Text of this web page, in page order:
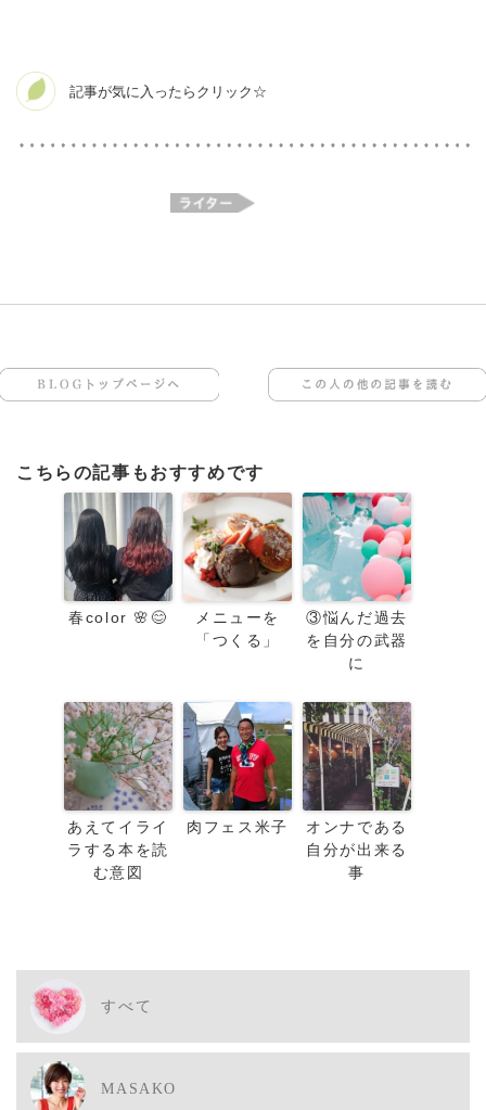
BLOGトップページへ この人の他の記事を読む
こちらの記事もおすすめです
春color 🌸😊
メニューを
「つくる」
③悩んだ過去
を自分の武器
に
あえてイライ
ラする本を読
む意図
肉フェス米子
オンナである
自分が出来る
事
すべて
MASAKO